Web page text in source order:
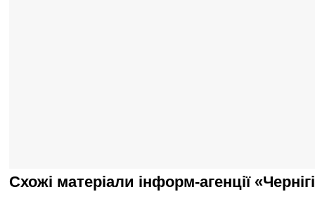
Схожі матеріали інформ-агенції